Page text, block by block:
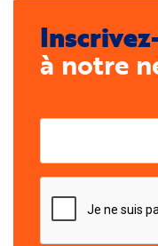
à notre